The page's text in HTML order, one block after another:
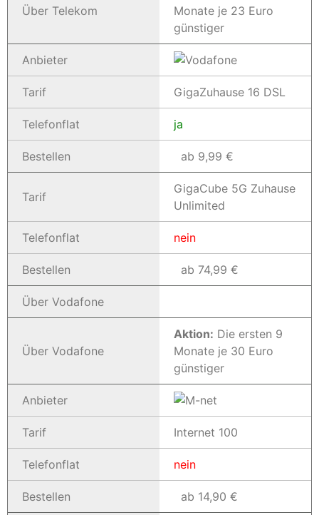
Über Telekom
Monate je 23 Euro
günstiger
Anbieter
Tarif GigaZuhause 16 DSL
Telefonflat ja
Bestellen ab 9,99 €
Tarif
GigaCube 5G Zuhause
Unlimited
Telefonflat nein
Bestellen ab 74,99 €
Über Vodafone
Über Vodafone
Aktion: Die ersten 9
Monate je 30 Euro
günstiger
Anbieter
Tarif Internet 100
Telefonflat nein
Bestellen ab 14,90 €